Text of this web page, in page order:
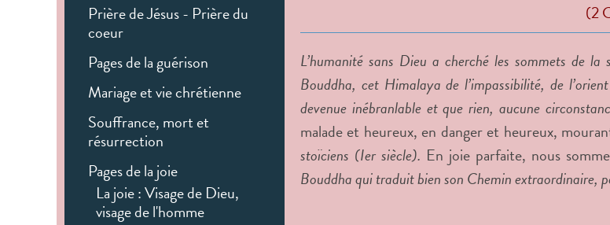
Prière de Jésus - Prière du
coeur
Pages de la guérison
Mariage et vie chrétienne
Souffrance, mort et
résurrection
Pages de la joie
La joie : Visage de Dieu,
visage de l'homme
(2
L’humanité sans Dieu a cherché les sommets de
Bouddha, cet Himalaya de l’impassibilité, de
devenue inébranlable et que rien, aucune
malade et heureux, en danger et heureux,
stoïciens (Ier siècle). En joie parfaite, nous
Bouddha qui traduit bien son Chemin extraordinaire,